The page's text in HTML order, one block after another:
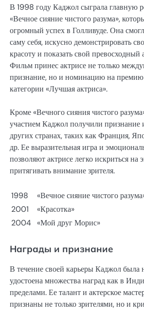
В 1998 году Каджол сыграла главную
«Вечное сияние чистого разума»,
огромный успех в Голливуде. Она
саму себя, искусно демонстрировать
красоту и показать свой превосходный
Фильм принес актрисе не только
признание, но и номинацию на
категории «Лучшая актриса».
Кроме «Вечного сияния чистого
участием Каджол получили признание
других странах, таких как Франция,
др. Ее выразительная игра и
позволяют актрисе легко искриться на
притягивать внимание зрителя.
1998 «Вечное сияние чистого
2001
«Красотка»
2004 «Мой друг Морис»
Награды и признание
В течение своей карьеры Каджол была
удостоена множества наград как в
пределами. Ее талант и актерское
признаны не только зрителями, но и